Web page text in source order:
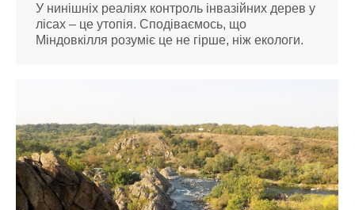
У нинішніх реаліях контроль інвазійних дерев у
лісах – це утопія. Сподіваємось, що
Міндовкілля розуміє це не гірше, ніж екологи.